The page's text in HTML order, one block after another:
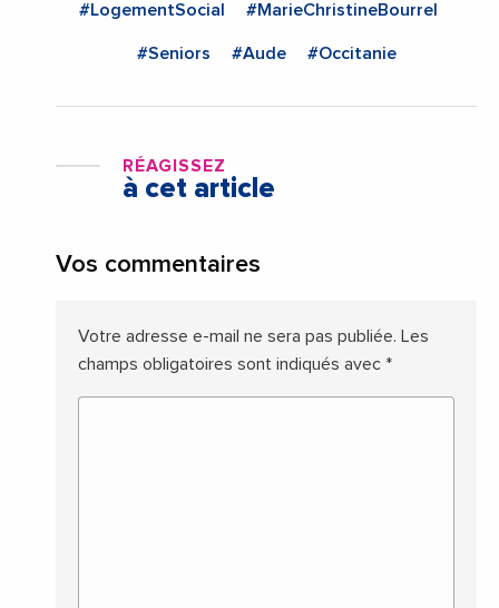
#LogementSocial #MarieChristineBourrel
#Seniors #Aude #Occitanie
RÉAGISSEZ
à cet article
Vos commentaires
Votre adresse e-mail ne sera pas publiée. Les
champs obligatoires sont indiqués avec *